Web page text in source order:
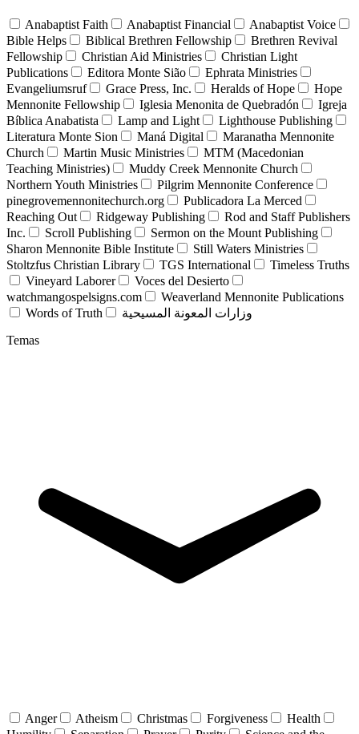
Anabaptist Faith Anabaptist Financial
Anabaptist Voice
Bible Helps
Biblical Brethren Fellowship
Brethren Revival
Fellowship
Christian Aid Ministries
Christian Light
Publications
Editora Monte Sião
Ephrata Ministries
Evangeliumsruf
Grace Press, Inc. Heralds of Hope
Hope
Mennonite Fellowship
Iglesia Menonita de Quebradón
Igreja
Bíblica Anabatista
Lamp and Light
Lighthouse Publishing
Literatura Monte Sion
Maná Digital
Maranatha Mennonite
Church
Martin Music Ministries
MTM (Macedonian
Teaching Ministries)
Muddy Creek Mennonite Church
Northern Youth Ministries
Pilgrim Mennonite Conference
pinegrovemennonitechurch.org
Publicadora La Merced
Reaching Out
Ridgeway Publishing
Rod and Staff Publishers
Inc.
Scroll Publishing
Sermon on the Mount Publishing
Sharon Mennonite Bible Institute
Still Waters Ministries
Stoltzfus Christian Library
TGS International
Timeless Truths
Vineyard Laborer
Voces del Desierto
watchmangospelsigns.com
Weaverland Mennonite Publications
Words of Truth
وزارات المعونة المسيحية
Temas
Anger Atheism Christmas Forgiveness
Health